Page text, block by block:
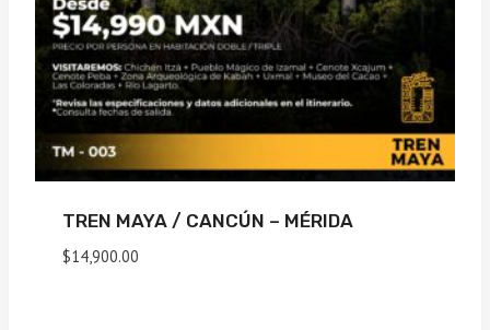
TREN MAYA / CANCÚN – MÉRIDA
$14,900.00